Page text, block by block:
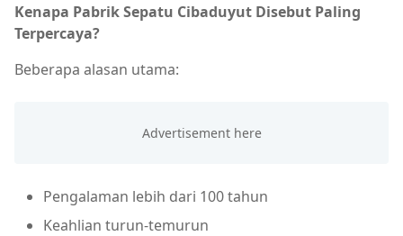
Kenapa Pabrik Sepatu Cibaduyut Disebut Paling
Terpercaya?
Beberapa alasan utama:
Pengalaman lebih dari 100 tahun
Keahlian turun-temurun